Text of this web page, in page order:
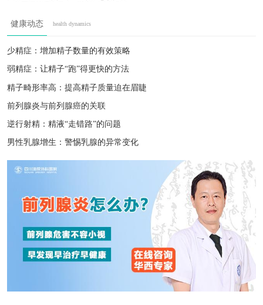
广安阴囊湿疹护理误区？皮肤科避坑指南
彭州尿道口流脓？抗生素选择指南
简阳附睾炎发热？输液治疗周期
健康动态 health dynamics
少精症：增加精子数量的有效策略
弱精症：让精子“跑”得更快的方法
精子畸形率高：提高精子质量迫在眉睫
前列腺炎与前列腺癌的关联
逆行射精：精液“走错路”的问题
男性乳腺增生：警惕乳腺的异常变化